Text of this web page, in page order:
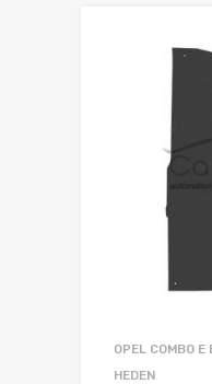
OPEL COMBO
HEDEN